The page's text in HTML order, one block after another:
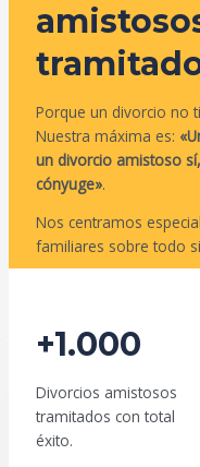
Porque un divorcio no
Nuestra máxima es:
un divorcio amistoso
cónyuge».
Nos centramos
familiares sobre todo
+1.000
Divorcios amistosos
tramitados con total
éxito.